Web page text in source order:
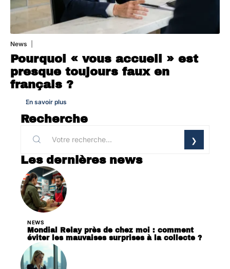
News
Pourquoi « vous accueil » est
presque toujours faux en
français ?
En savoir plus
Recherche
Les dernières news
NEWS
Mondial Relay près de chez moi : comment
éviter les mauvaises surprises à la collecte ?